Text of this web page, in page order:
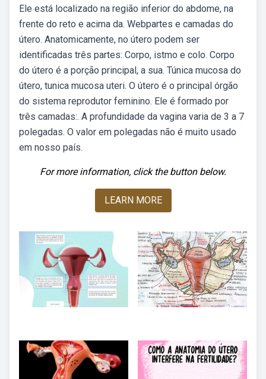
Ele está localizado na região inferior do abdome, na
frente do reto e acima da. Webpartes e camadas do
útero. Anatomicamente, no útero podem ser
identificadas três partes: Corpo, istmo e colo. Corpo
do útero é a porção principal, a sua. Túnica mucosa do
útero, tunica mucosa uteri. O útero é o principal órgão
do sistema reprodutor feminino. Ele é formado por
três camadas:. A profundidade da vagina varia de 3 a 7
polegadas. O valor em polegadas não é muito usado
em nosso país.
For more information, click the button below.
LEARN MORE